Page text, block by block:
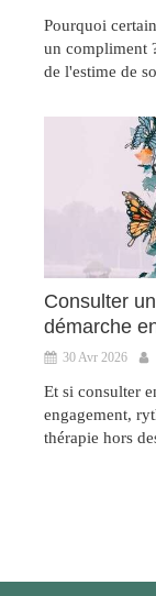
Pourquoi
un compliment
de l'estime de
Consulter
démarche
30 Avr 2026
Et si consulter
engagement,
thérapie hors